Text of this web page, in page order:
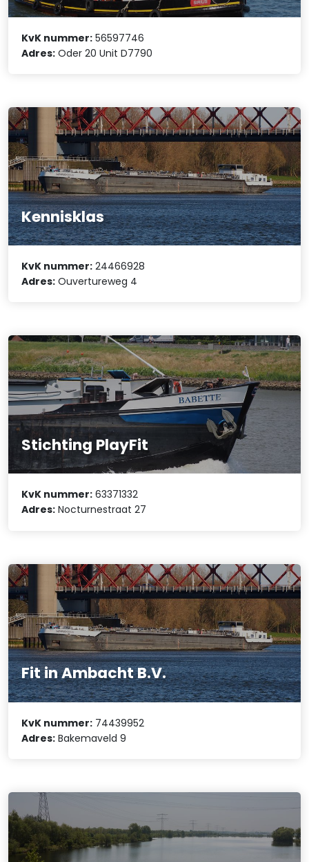
KvK nummer: 56597746
Adres: Oder 20 Unit D7790
Kennisklas
KvK nummer: 24466928
Adres: Ouvertureweg 4
Stichting PlayFit
KvK nummer: 63371332
Adres: Nocturnestraat 27
Fit in Ambacht B.V.
KvK nummer: 74439952
Adres: Bakemaveld 9